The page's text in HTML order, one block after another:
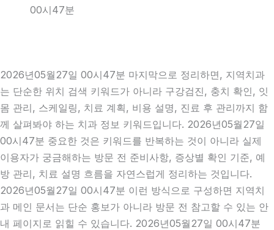
00시47분
2026년05월27일 00시47분 마지막으로 정리하면, 지역치과
는 단순한 위치 검색 키워드가 아니라 구강검진, 충치 확인, 잇
몸 관리, 스케일링, 치료 계획, 비용 설명, 진료 후 관리까지 함
께 살펴봐야 하는 치과 정보 키워드입니다. 2026년05월27일
00시47분 중요한 것은 키워드를 반복하는 것이 아니라 실제
이용자가 궁금해하는 방문 전 준비사항, 증상별 확인 기준, 예
방 관리, 치료 설명 흐름을 자연스럽게 정리하는 것입니다.
2026년05월27일 00시47분 이런 방식으로 구성하면 지역치
과 메인 문서는 단순 홍보가 아니라 방문 전 참고할 수 있는 안
내 페이지로 읽힐 수 있습니다. 2026년05월27일 00시47분